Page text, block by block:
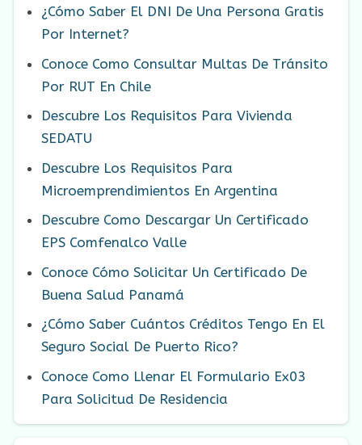
¿Cómo Saber El DNI De Una Persona Gratis
Por Internet?
Conoce Como Consultar Multas De Tránsito
Por RUT En Chile
Descubre Los Requisitos Para Vivienda
SEDATU
Descubre Los Requisitos Para
Microemprendimientos En Argentina
Descubre Como Descargar Un Certificado
EPS Comfenalco Valle
Conoce Cómo Solicitar Un Certificado De
Buena Salud Panamá
¿Cómo Saber Cuántos Créditos Tengo En El
Seguro Social De Puerto Rico?
Conoce Como Llenar El Formulario Ex03
Para Solicitud De Residencia